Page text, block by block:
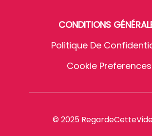
CONDITIONS
Politique De
Cookie Preferences
© 2025